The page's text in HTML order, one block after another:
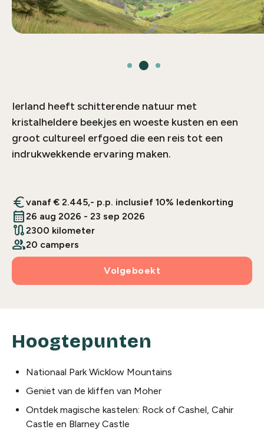
Ierland heeft schitterende natuur met
kristalheldere beekjes en woeste kusten en een
groot cultureel erfgoed die een reis tot een
indrukwekkende ervaring maken.
eurovanaf € 2.445,- p.p. inclusief 10% ledenkorting
calendar_month26 aug 2026 - 23 sep 2026
route2300 kilometer
people20 campers
Volgeboekt
Hoogtepunten
Nationaal Park Wicklow Mountains
Geniet van de kliffen van Moher
Ontdek magische kastelen: Rock of Cashel, Cahir
Castle en Blarney Castle